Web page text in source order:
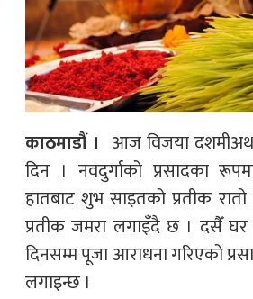
काठमाडौं । आज विजया
दिन । नवदुर्गाको प्रसादका
हातबाट शुभ साइतको प्रतीक
प्रतीक जमरा लगाइँदै छ । दसैँ घर
दिनसम्म पूजा आराधना गरिएको
लगाइन्छ ।